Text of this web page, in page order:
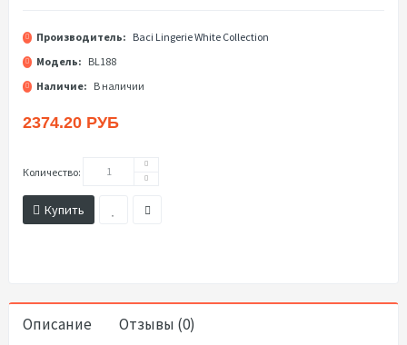
Производитель: Baci Lingerie White Collection
Модель: BL188
Наличие: В наличии
2374.20 РУБ
Количество:
Купить
Описание Отзывы (0)